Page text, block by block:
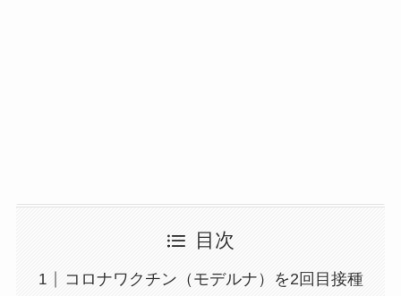
目次
コロナワクチン（モデルナ）を2回目接種